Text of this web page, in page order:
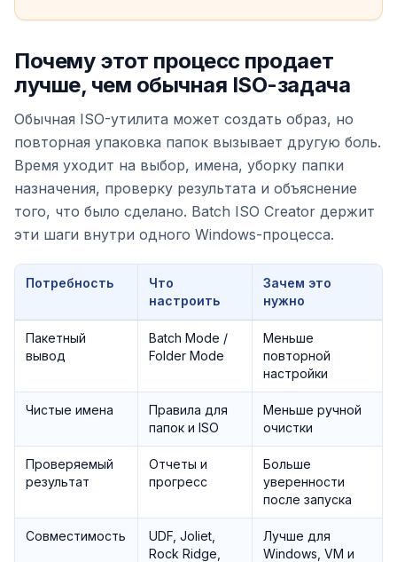
Почему этот процесс продает
лучше, чем обычная ISO-задача
Обычная ISO-утилита может создать образ, но
повторная упаковка папок вызывает другую боль.
Время уходит на выбор, имена, уборку папки
назначения, проверку результата и объяснение
того, что было сделано. Batch ISO Creator держит
эти шаги внутри одного Windows-процесса.
Потребность
Что
настроить
Зачем это
нужно
Пакетный
вывод
Batch Mode /
Folder Mode
Меньше
повторной
настройки
Чистые имена
Правила для
папок и ISO
Меньше ручной
очистки
Проверяемый
результат
Отчеты и
прогресс
Больше
уверенности
после запуска
Совместимость
UDF, Joliet,
Rock Ridge,
Лучше для
Windows, VM и